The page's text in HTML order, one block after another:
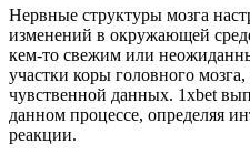
Нервные структуры мозга
изменений в окружающей
кем-то свежим или
участки коры головного
чувственной данных. 1xbet
данном процессе, определяя
реакции.